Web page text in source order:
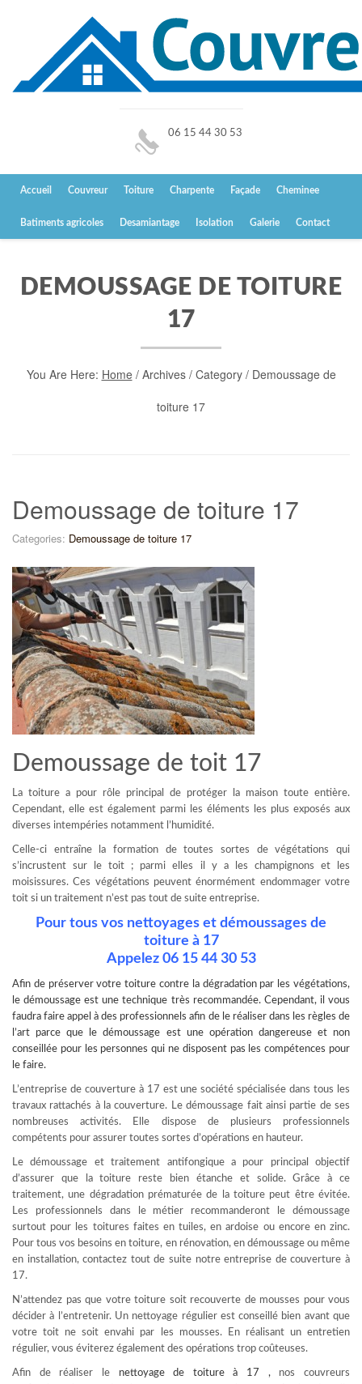
06 15 44 30 53
Accueil Couvreur Toiture Charpente Façade Cheminee
Batiments agricoles Desamiantage Isolation Galerie Contact
DEMOUSSAGE DE TOITURE
17
You Are Here: Home/ Archives/ Category / Demoussage de
toiture 17
Demoussage de toiture 17
Categories: Demoussage de toiture 17
Demoussage de toit 17
La toiture a pour rôle principal de protéger la maison toute entière.
Cependant, elle est également parmi les éléments les plus exposés aux
diverses intempéries notamment l’humidité.
Celle-ci entraîne la formation de toutes sortes de végétations qui
s’incrustent sur le toit ; parmi elles il y a les champignons et les
moisissures. Ces végétations peuvent énormément endommager votre
toit si un traitement n’est pas tout de suite entreprise.
Pour tous vos nettoyages et démoussages de
toiture à 17
Appelez 06 15 44 30 53
Afin de préserver votre toiture contre la dégradation par les végétations,
le démoussageest une technique très recommandée. Cependant, il vous
faudra faire appel à des professionnels afin de le réaliser dans les règles de
l’art parce que le démoussage est une opération dangereuse et non
conseillée pour les personnes qui ne disposent pas les compétences pour
le faire.
L’entreprise de couverture à 17 est une société spécialisée dans tous les
travaux rattachés à la couverture. Le démoussage fait ainsi partie de ses
nombreuses activités. Elle dispose de plusieurs professionnels
compétents pour assurer toutes sortes d’opérations en hauteur.
Le démoussage et traitement antifongique a pour principal objectif
d’assurer que la toiture reste bien étanche et solide. Grâce à ce
traitement, une dégradation prématurée de la toiture peut être évitée.
Les professionnels dans le métier recommanderont le démoussage
surtout pour les toitures faites en tuiles, en ardoise ou encore en zinc.
Pour tous vos besoins en toiture, en rénovation, en démoussage ou même
en installation, contactez tout de suite notre entreprise de couverture à
17.
N’attendez pas que votre toiture soit recouverte de mousses pour vous
décider à l’entretenir. Un nettoyage régulier est conseillé bien avant que
votre toit ne soit envahi par les mousses. En réalisant un entretien
régulier, vous éviterez également des opérations trop coûteuses.
Afin de réaliser le nettoyage de toiture à 17 ,nos couvreurs